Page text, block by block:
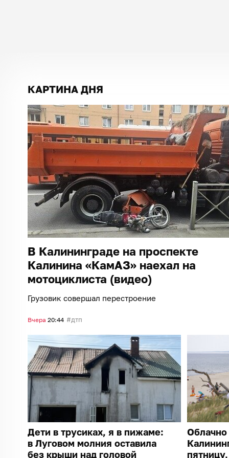
КАРТИНА ДНЯ
В Калининграде на проспекте
Калинина «КамАЗ» наехал на
мотоциклиста (видео)
Грузовик совершал перестроение
Вчера 20:44 дтп
Дети в трусиках, я в пижаме:
в Луговом молния оставила
без крыши над головой
Облачно